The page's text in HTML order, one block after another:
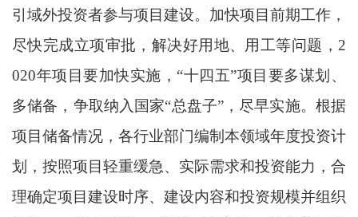
引域外投资者参与项目建设。加快项目前期工作，
尽快完成立项审批，解决好用地、用工等问题，2
020年项目要加快实施，“十四五”项目要多谋划、
多储备，争取纳入国家“总盘子”，尽早实施。根据
项目储备情况，各行业部门编制本领域年度投资计
划，按照项目轻重缓急、实际需求和投资能力，合
理确定项目建设时序、建设内容和投资规模并组织